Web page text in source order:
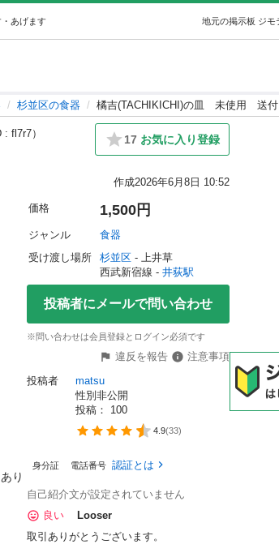
あげます 地元の掲示板 ジモ
杉並区の食器 橘吉(TACHIKICHI)の皿 未使用 送付
fl7r7） 17 お気に入り登録
作成2026年6月8日 10:52
り
価格 1,500円
ジャンル
食器
受け渡し場所
杉並区 - 上井草
西武新宿線 - 井荻駅
投稿者にメールで問い合わせ
※問い合わせは会員登録とログイン必須です
違反を報告
注意事項
投稿者
matsu
性別非公開
投稿： 100
4.9(33)
身分証 電話番号 認証とは
自己紹介文が設定されていません
良い
Looser
取引ありがとうございます。